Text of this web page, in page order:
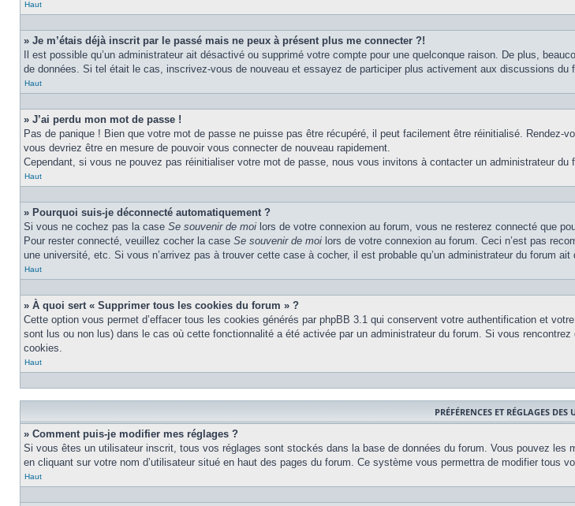
Haut
» Je m’étais déjà inscrit par le passé mais ne peux à présent plus me connecter ?!
Il est possible qu’un administrateur ait désactivé ou supprimé votre compte pour une quelconque raison. De plus,
de données. Si tel était le cas, inscrivez-vous de nouveau et essayez de participer plus activement aux discussions du
Haut
» J’ai perdu mon mot de passe !
Pas de panique ! Bien que votre mot de passe ne puisse pas être récupéré, il peut facilement être réinitialisé. Rendez-
vous devriez être en mesure de pouvoir vous connecter de nouveau rapidement.
Cependant, si vous ne pouvez pas réinitialiser votre mot de passe, nous vous invitons à contacter un administrateur du
Haut
» Pourquoi suis-je déconnecté automatiquement ?
Si vous ne cochez pas la case Se souvenir de moi lors de votre connexion au forum, vous ne resterez connecté que
Pour rester connecté, veuillez cocher la case Se souvenir de moi lors de votre connexion au forum. Ceci n’est pas
une université, etc. Si vous n’arrivez pas à trouver cette case à cocher, il est probable qu’un administrateur du forum
Haut
» À quoi sert « Supprimer tous les cookies du forum » ?
Cette option vous permet d’effacer tous les cookies générés par phpBB 3.1 qui conservent votre authentification et
sont lus ou non lus) dans le cas où cette fonctionnalité a été activée par un administrateur du forum. Si vous
cookies.
Haut
PRÉFÉRENCES ET RÉGLAGES DES
» Comment puis-je modifier mes réglages ?
Si vous êtes un utilisateur inscrit, tous vos réglages sont stockés dans la base de données du forum. Vous pouvez les
en cliquant sur votre nom d’utilisateur situé en haut des pages du forum. Ce système vous permettra de modifier tous
Haut